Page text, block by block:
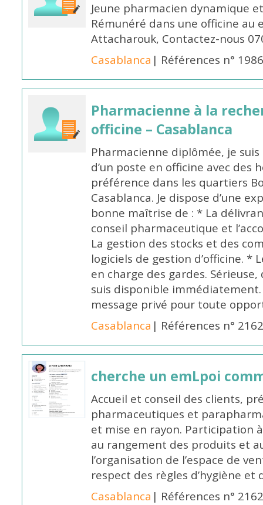
Jeune pharmacien dynamique
Rémunéré dans une officine au
Attacharouk, Contactez-nous
Casablanca | Références n°
Pharmacienne à la
officine – Casablanca
Pharmacienne diplômée, je
d’un poste en officine avec des
préférence dans les quartiers
Casablanca. Je dispose d’une
bonne maîtrise de : * La
conseil pharmaceutique et
La gestion des stocks et des
logiciels de gestion d’officine. *
en charge des gardes.
suis disponible
message privé pour toute
Casablanca | Références n°
cherche un emLpoi
Accueil et conseil des clients,
pharmaceutiques et
et mise en rayon. Participation
au rangement des produits et
l’organisation de l’espace de
respect des règles d’hygiène et
Casablanca | Références n°